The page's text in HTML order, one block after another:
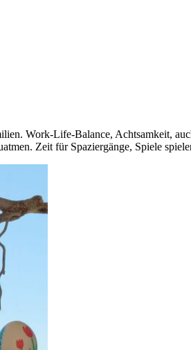
Work-Life-Balance, Achtsamkeit,
Zeit für Spaziergänge, Spiele